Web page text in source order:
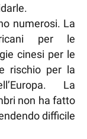
numerosi. La
per le
cinesi per le
rischio per la
La
non ha fatto
difficile